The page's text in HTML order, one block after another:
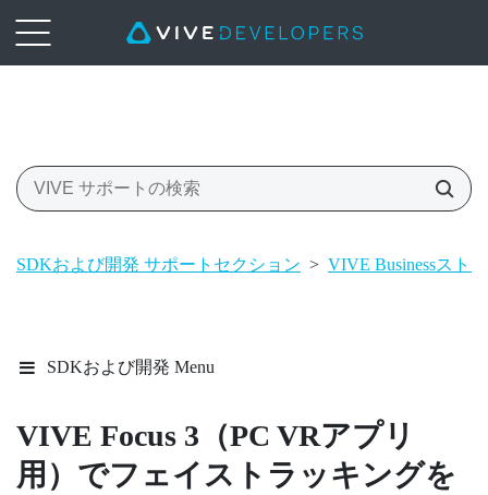
SDKおよび開発 サポートセクション > VIVE Businessスト
SDKおよび開発 Menu
VIVE Focus 3 （PC VRアプリ
用）でフェイストラッキングを